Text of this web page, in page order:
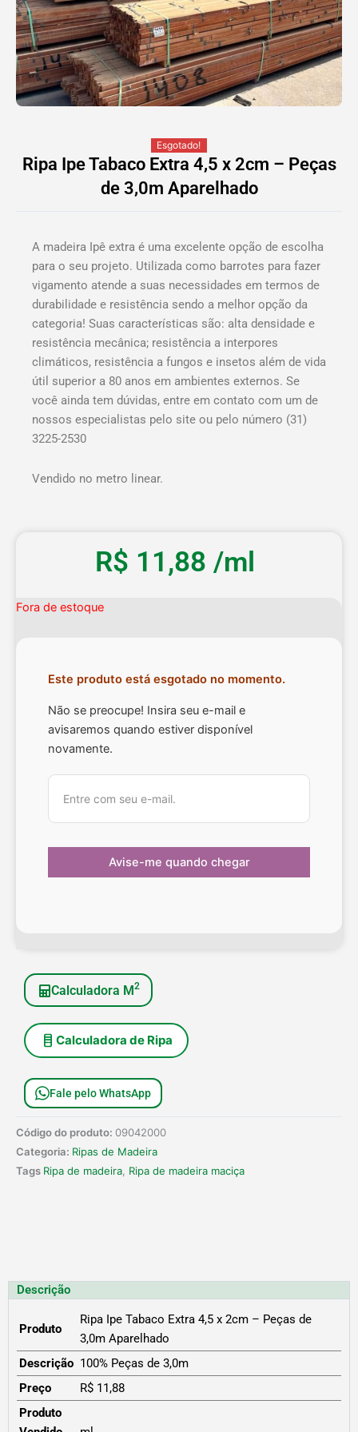
Esgotado!
Ripa Ipe Tabaco Extra 4,5 x 2cm – Peças
de 3,0m Aparelhado
A madeira Ipê extra é uma excelente opção de escolha
para o seu projeto. Utilizada como barrotes para fazer
vigamento atende a suas necessidades em termos de
durabilidade e resistência sendo a melhor opção da
categoria! Suas características são: alta densidade e
resistência mecânica; resistência a interpores
climáticos, resistência a fungos e insetos além de vida
útil superior a 80 anos em ambientes externos. Se
você ainda tem dúvidas, entre em contato com um de
nossos especialistas pelo site ou pelo número (31)
3225-2530
Vendido no metro linear.
R$ 11,88 /ml
Fora de estoque
Este produto está esgotado no momento.
Não se preocupe! Insira seu e-mail e
avisaremos quando estiver disponível
novamente.
Calculadora M2
Calculadora de Ripa
Fale pelo WhatsApp
Código do produto: 09042000
Categoria: Ripas de Madeira
Tags Ripa de madeira Ripa de madeira maciça
Descrição
Produto
Ripa Ipe Tabaco Extra 4,5 x 2cm – Peças de
3,0m Aparelhado
Descrição 100% Peças de 3,0m
Preço
R$ 11,88
Produto